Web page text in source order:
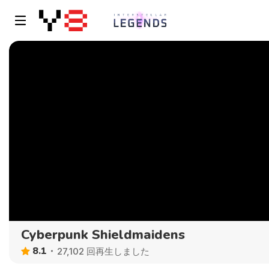
Cyberpunk Shieldmaidens
8.1 27,102 回再生しました